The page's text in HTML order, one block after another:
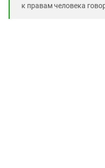
к правам человека